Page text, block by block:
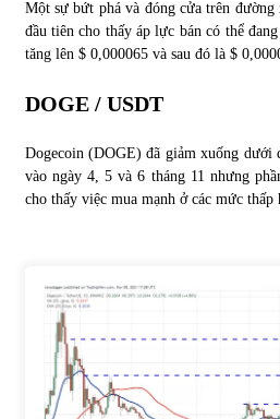
Một sự bứt phá và đóng cửa trên đường
đầu tiên cho thấy áp lực bán có thể
tăng lên $ 0,000065 và sau đó là $
DOGE / USDT
Dogecoin (DOGE) đã giảm xuống
vào ngày 4, 5 và 6 tháng 11 nhưng
cho thấy việc mua mạnh ở các mức thấp